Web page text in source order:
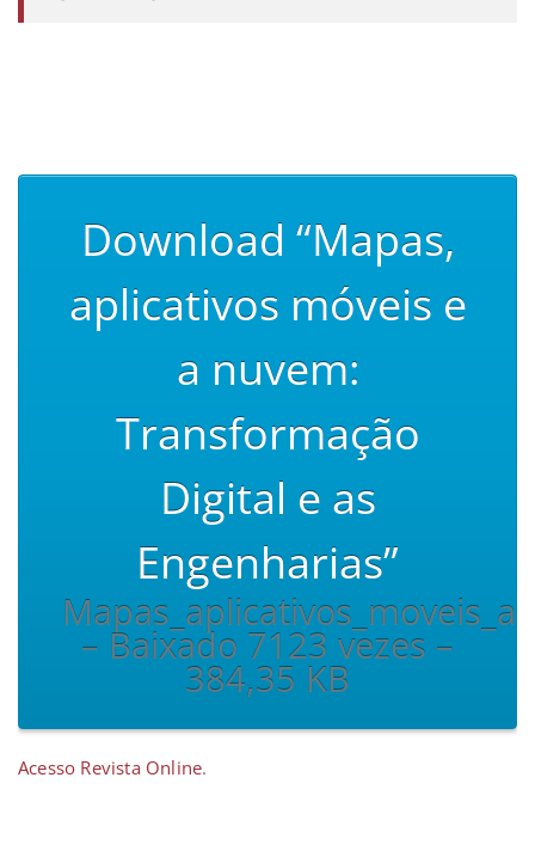
Download “Mapas,
aplicativos móveis e
a nuvem:
Transformação
Digital e as
Engenharias”
– Baixado 7123 vezes –
384,35 KB
Acesso Revista Online.